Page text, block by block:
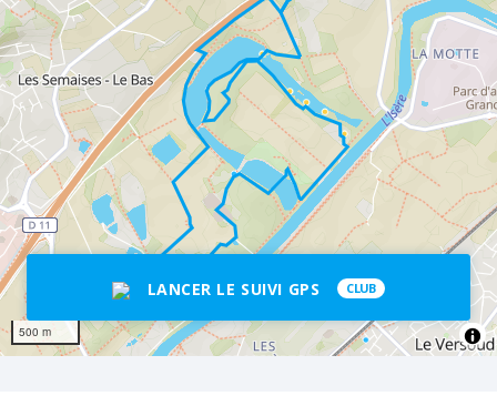
500 m
LANCER LE SUIVI GPS CLUB